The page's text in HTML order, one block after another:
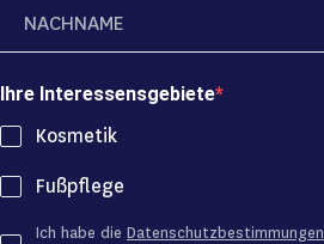
Ihre Interessensgebiete
Kosmetik
Fußpflege
Ich habe die Datenschutzbestimmungen